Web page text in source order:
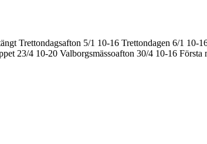
Trettondagsafton 5/1 10-16 Trettondagen 6/1 10-
23/4 10-20 Valborgsmässoafton 30/4 10-16 Första